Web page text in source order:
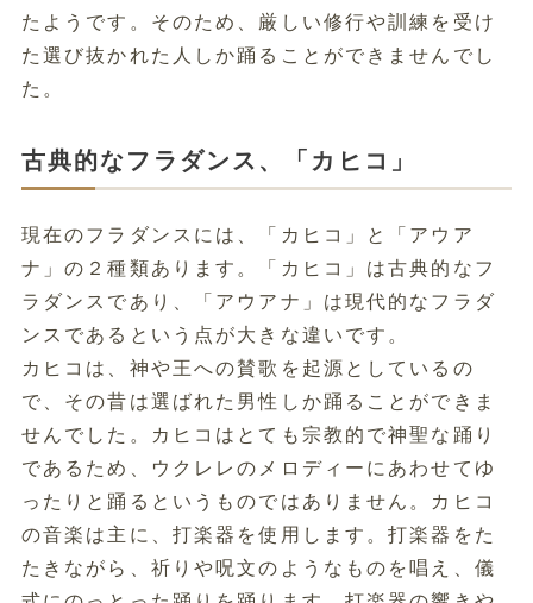
たようです。そのため、厳しい修行や訓練を受け
た選び抜かれた人しか踊ることができませんでし
た。
古典的なフラダンス、「カヒコ」
現在のフラダンスには、「カヒコ」と「アウア
ナ」の２種類あります。「カヒコ」は古典的なフ
ラダンスであり、「アウアナ」は現代的なフラダ
ンスであるという点が大きな違いです。
カヒコは、神や王への賛歌を起源としているの
で、その昔は選ばれた男性しか踊ることができま
せんでした。カヒコはとても宗教的で神聖な踊り
であるため、ウクレレのメロディーにあわせてゆ
ったりと踊るというものではありません。カヒコ
の音楽は主に、打楽器を使用します。打楽器をた
たきながら、祈りや呪文のようなものを唱え、儀